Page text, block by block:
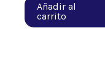
Añadir al
carrito